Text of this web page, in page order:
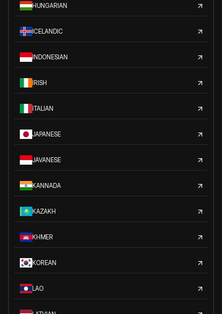
HUNGARIAN
ICELANDIC
INDONESIAN
IRISH
ITALIAN
JAPANESE
JAVANESE
KANNADA
KAZAKH
KHMER
KOREAN
LAO